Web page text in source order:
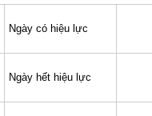
Ngày có hiệu lực
Ngày hết hiệu lực